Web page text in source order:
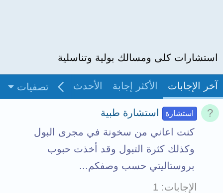
استشارات كلى ومسالك بولية وتناسلية
آخر الإجابات الأكثر إجابة الأحدث غير مجاب
تصفيات
استشارة
استشارة طبية
كنت اعاني من سخونة في مجرى البول
وكذلك كثرة التبول وقد أخذت حبوب
بروستاليتي حسب وصفكم...
الإجابات
1